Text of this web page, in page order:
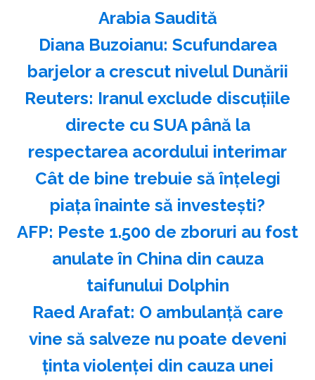
Arabia Saudită
Diana Buzoianu: Scufundarea
barjelor a crescut nivelul Dunării
Reuters: Iranul exclude discuţiile
directe cu SUA până la
respectarea acordului interimar
Cât de bine trebuie să înțelegi
piața înainte să investești?
AFP: Peste 1.500 de zboruri au fost
anulate în China din cauza
taifunului Dolphin
Raed Arafat: O ambulanţă care
vine să salveze nu poate deveni
ţinta violenţei din cauza unei